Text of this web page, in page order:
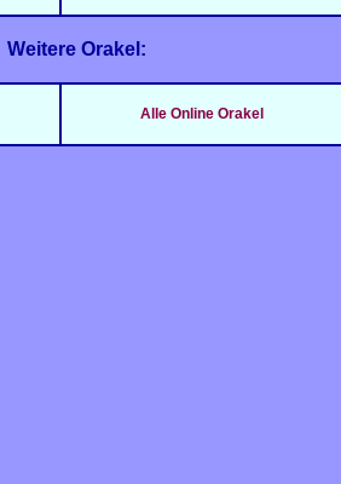
Weitere Orakel:
Alle Online Orakel